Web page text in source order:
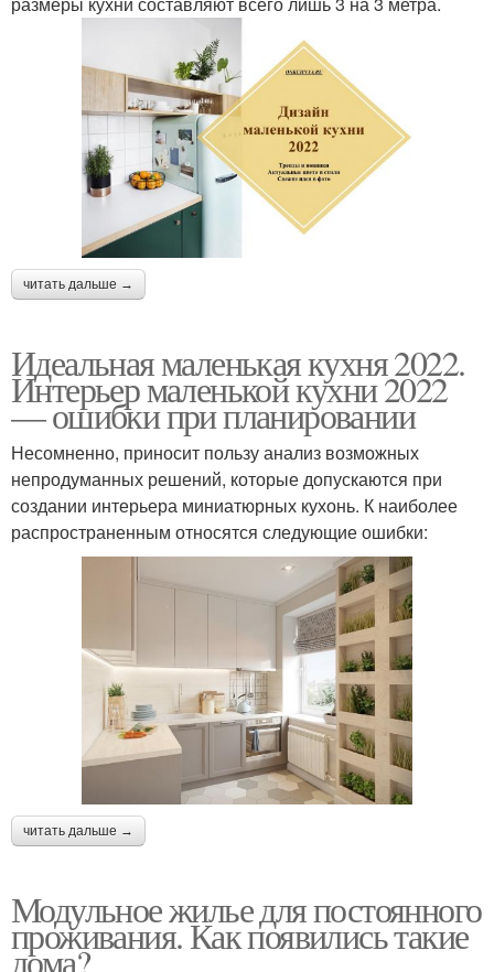
читать дальше →
Идеальная маленькая кухня 2022.
Интерьер маленькой кухни 2022
— ошибки при планировании
Несомненно, приносит пользу анализ возможных
непродуманных решений, которые допускаются при
создании интерьера миниатюрных кухонь. К наиболее
распространенным относятся следующие ошибки:
читать дальше →
Модульное жилье для постоянного
проживания. Как появились такие
дома?